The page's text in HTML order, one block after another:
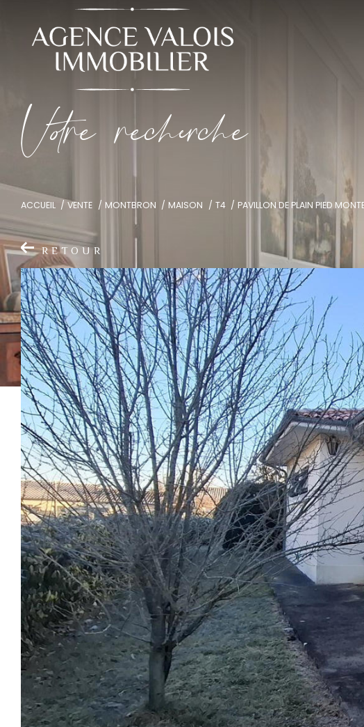
Vore recece
ACCUEIL VENTE MONTBRON MAISON T4 PAVILLON DE PLAIN PIED
RETOUR